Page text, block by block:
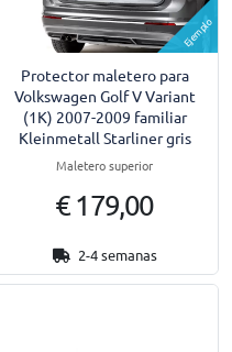
Ejemplo
Protector maletero para
Volkswagen Golf V Variant
(1K) 2007-2009 familiar
Kleinmetall Starliner gris
Maletero superior
€ 179,00
2-4 semanas